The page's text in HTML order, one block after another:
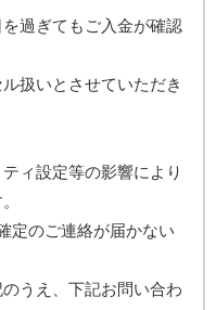
過ぎてもご入金が確認
扱いとさせていただき
ィ設定等の影響により
定のご連絡が届かない
のうえ、下記お問い合わ